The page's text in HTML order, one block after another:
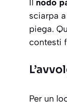
Il nodo
sciarpa
piega.
contesti
Per un